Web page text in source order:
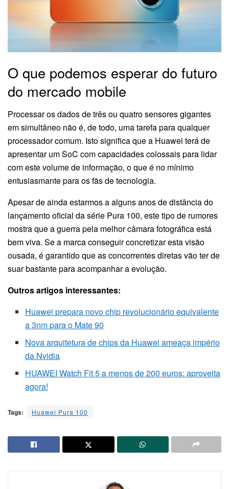
O que podemos esperar do futuro
do mercado mobile
Processar os dados de três ou quatro sensores gigantes
em simultâneo não é, de todo, uma tarefa para qualquer
processador comum. Isto significa que a Huawei terá de
apresentar um SoC com capacidades colossais para lidar
com este volume de informação, o que é no mínimo
entusiasmante para os fãs de tecnologia.
Apesar de ainda estarmos a alguns anos de distância do
lançamento oficial da série Pura 100, este tipo de rumores
mostra que a guerra pela melhor câmara fotográfica está
bem viva. Se a marca conseguir concretizar esta visão
ousada, é garantido que as concorrentes diretas vão ter de
suar bastante para acompanhar a evolução.
Outros artigos interessantes:
Huawei prepara novo chip revolucionário equivalente
a 3nm para o Mate 90
Nova arquitetura de chips da Huawei ameaça império
da Nvidia
HUAWEI Watch Fit 5 a menos de 200 euros: aproveita
agora!
Tags: Huawei Pura 100